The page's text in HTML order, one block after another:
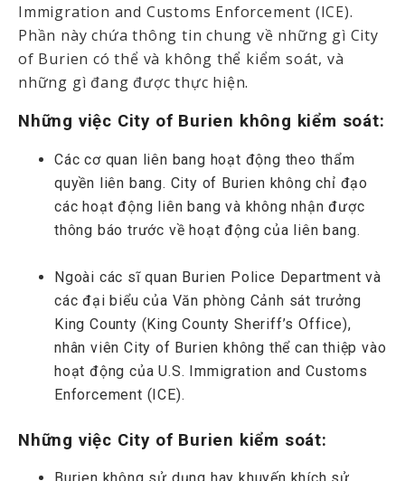
Immigration and Customs Enforcement (ICE).
Phần này chứa thông tin chung về những gì City
of Burien có thể và không thể kiểm soát, và
những gì đang được thực hiện.
Những việc City of Burien không kiểm soát:
Các cơ quan liên bang hoạt động theo thẩm
quyền liên bang. City of Burien không chỉ đạo
các hoạt động liên bang và không nhận được
thông báo trước về hoạt động của liên bang.
Ngoài các sĩ quan Burien Police Department và
các đại biểu của Văn phòng Cảnh sát trưởng
King County (King County Sheriff’s Office),
nhân viên City of Burien không thể can thiệp vào
hoạt động của U.S. Immigration and Customs
Enforcement (ICE).
Những việc City of Burien kiểm soát: